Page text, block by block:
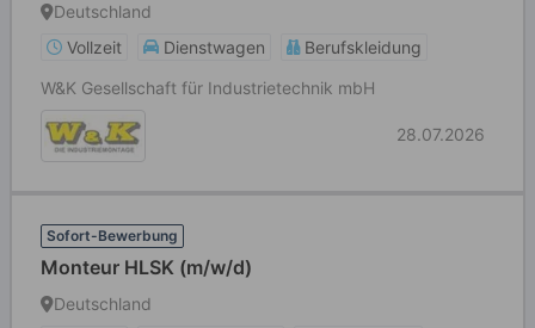
Deutschland
Vollzeit
Dienstwagen
Berufskleidung
W&K Gesellschaft für Industrietechnik mbH
28.07.2026
Sofort-Bewerbung
Monteur HLSK (m/w/d)
Deutschland